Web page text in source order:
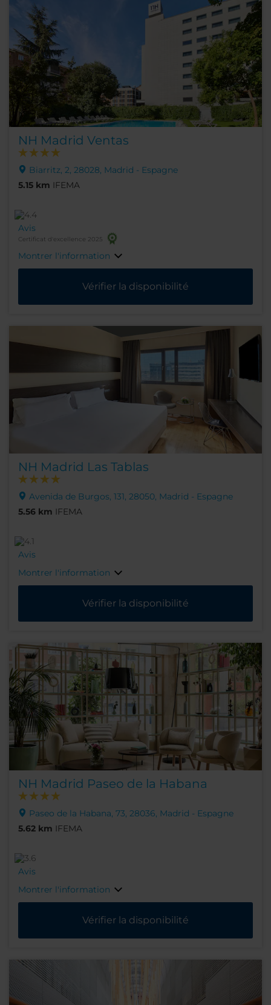
NH Madrid Ventas
Biarritz, 2, 28028, Madrid - Espagne
5.15 km IFEMA
Avis
Certificat d'excellence 2025
Montrer l'information
Vérifier la disponibilité
NH Madrid Las Tablas
Avenida de Burgos, 131, 28050, Madrid - Espagne
5.56 km IFEMA
Avis
Montrer l'information
Vérifier la disponibilité
NH Madrid Paseo de la Habana
Paseo de la Habana, 73, 28036, Madrid - Espagne
5.62 km IFEMA
Avis
Montrer l'information
Vérifier la disponibilité